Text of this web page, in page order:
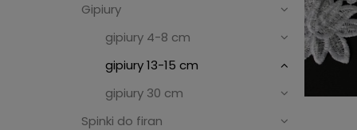
Gipiury
gipiury 4-8 cm
gipiury 13-15 cm
gipiury 30 cm
Spinki do firan